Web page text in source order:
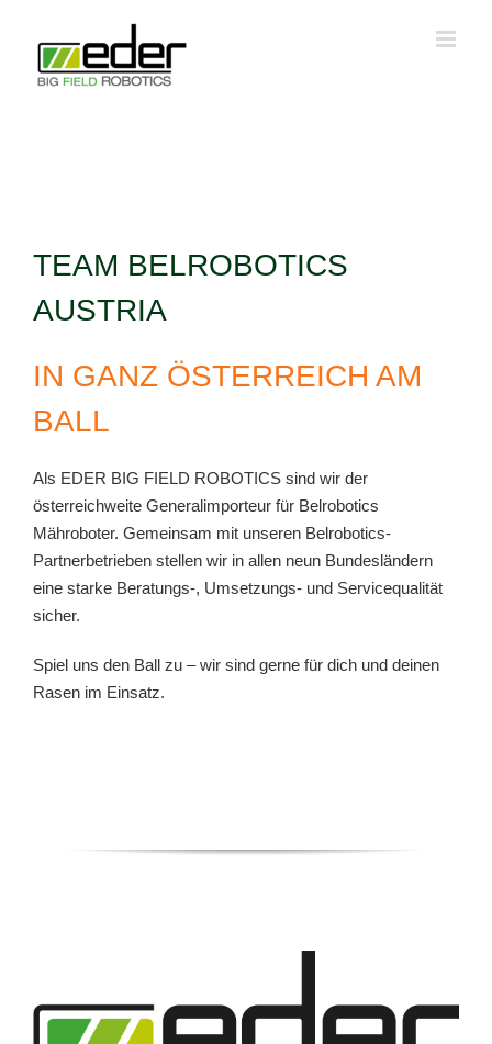
springen
TEAM BELROBOTICS
AUSTRIA
IN GANZ ÖSTERREICH AM
BALL
Als EDER BIG FIELD ROBOTICS sind wir der
österreichweite Generalimporteur für Belrobotics
Mähroboter. Gemeinsam mit unseren Belrobotics-
Partnerbetrieben stellen wir in allen neun Bundesländern
eine starke Beratungs-, Umsetzungs- und Servicequalität
sicher.
Spiel uns den Ball zu – wir sind gerne für dich und deinen
Rasen im Einsatz.